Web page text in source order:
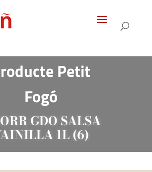
Petit
Fogó
GDO SALSA
1L (6)